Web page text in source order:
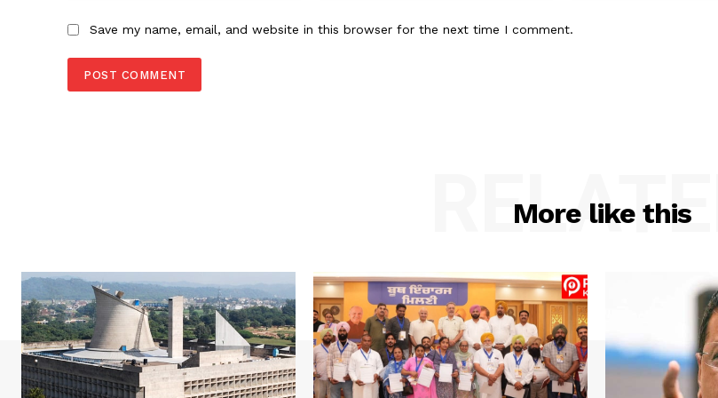
Save my name, email, and website in this browser for the next time I comment.
More like this
RELATED